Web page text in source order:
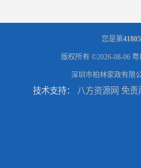
您是第
版权所有 ©2026-08-06 粤
深圳市柏林家政有限
技术支持： 八方资源网 免责